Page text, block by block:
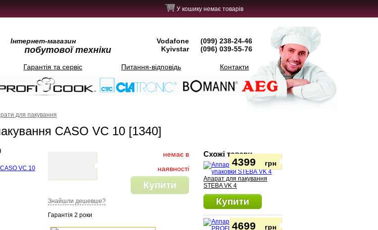
У кошику немає товарів
Інтернет-магазин
побутової техніки
Vodafone
(099) 238-24-46
Kyivstar
(096) 039-55-76
Гарантія та сервіс Питання-відповідь Контакти
для пакування
CASO VC 10 [1340]
немає в
наявності
Купити
Знайшли дешевше?
Гарантія 2 роки
Схожі товари
Апарат для пакування
STEBA VK 4
4399 грн
Купити
4699 грн